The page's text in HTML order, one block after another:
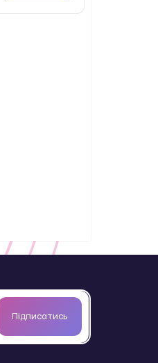
Підписатись